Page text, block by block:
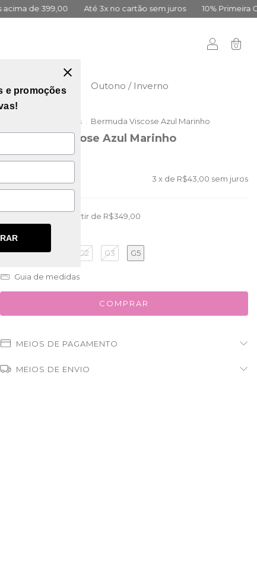
Até 3x no cartão sem juros 10% Primeira Compra
0
Vai Brasil Outono / Inverno
Lançamentos Bermuda Viscose Azul Marinho
Bermuda Viscose Azul Marinho
(0)
3 x de R$43,00 sem juros
a partir de R$349,00
TAMANHO G2 G3 G5
Guia de medidas
MEIOS DE PAGAMENTO
MEIOS DE ENVIO
e promoções